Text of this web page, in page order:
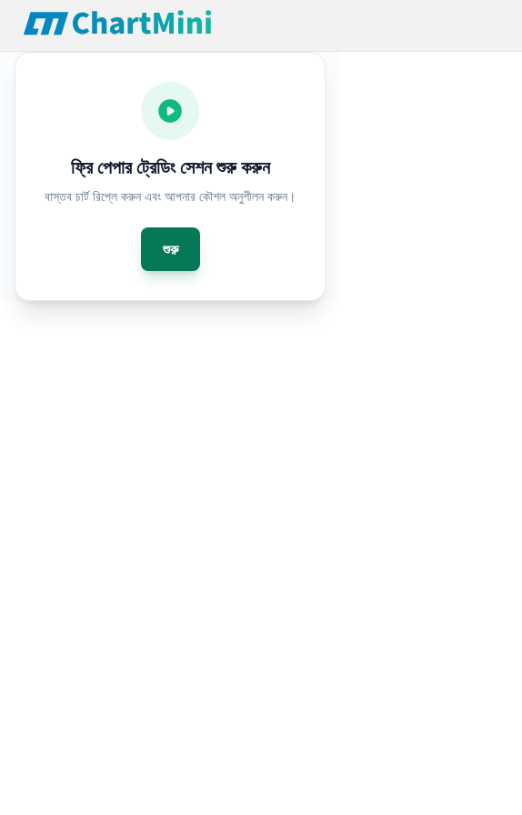
ফ্রি মার্কেট সিমুলেটর এবং ভার্চুয়াল স্টক গেম | ChartMini
ফ্রি পেপার ট্রেডিং সেশন শুরু করুন
বাস্তব চার্ট রিপ্লে করুন এবং আপনার কৌশল অনুশীলন করুন।
শুরু